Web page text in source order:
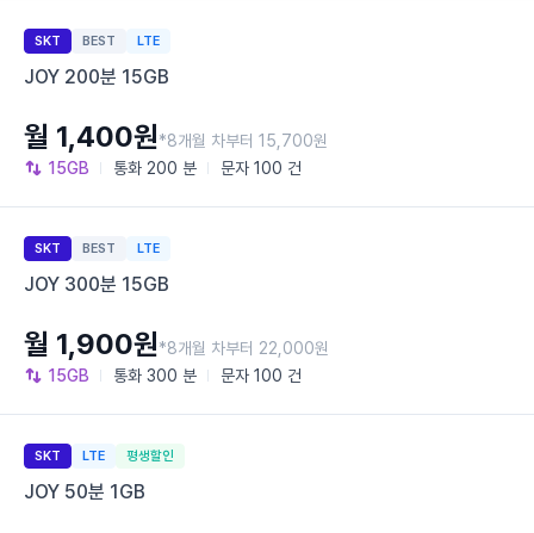
SKT BEST LTE
JOY 200분 15GB
15GB 통화 200 분 문자 100 건
월 1,400원*8개월 차부터 15,700원
SKT BEST LTE
JOY 300분 15GB
15GB 통화 300 분 문자 100 건
월 1,900원*8개월 차부터 22,000원
SKT LTE 평생할인
JOY 50분 1GB